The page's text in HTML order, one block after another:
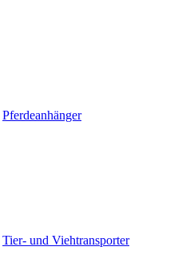
Pferdeanhänger
Tier- und Viehtransporter